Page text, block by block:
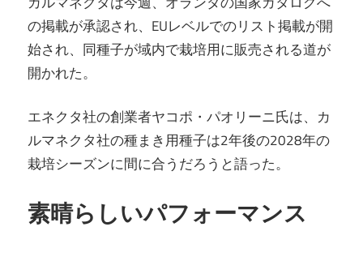
の掲載が承認され、EUレベルでのリスト掲載が開
始され、同種子が域内で栽培用に販売される道が
開かれた。
エネクタ社の創業者ヤコポ・パオリーニ氏は、カ
ルマネクタ社の種まき用種子は2年後の2028年の
栽培シーズンに間に合うだろうと語った。
素晴らしいパフォーマンス